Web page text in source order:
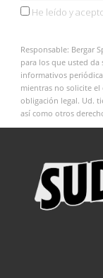
He leído y
Responsable: Bergar
para los que usted da
informativos
mientras no solicite el
obligación legal. Ud.
así como otros